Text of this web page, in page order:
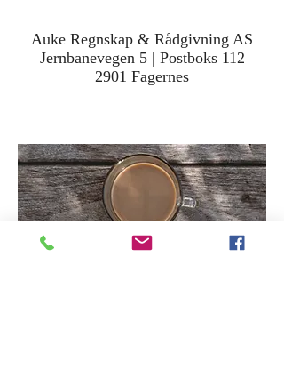
Auke Regnskap & Rådgivning AS
Jernbanevegen 5 | Postboks 112
2901 Fagernes